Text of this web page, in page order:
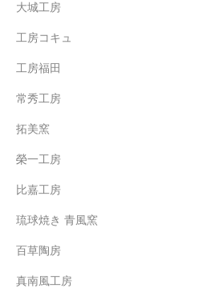
大城工房
工房コキュ
工房福田
常秀工房
拓美窯
榮一工房
比嘉工房
琉球焼き 青風窯
百草陶房
真南風工房